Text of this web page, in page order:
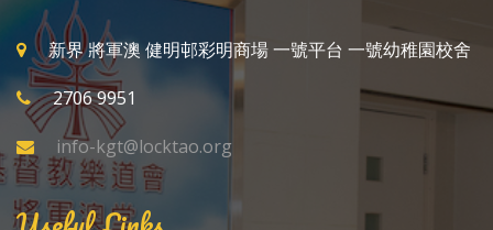
新界 將軍澳 健明邨彩明商場 一號平台 一號幼稚園校舍
2706 9951
info-kgt@locktao.org